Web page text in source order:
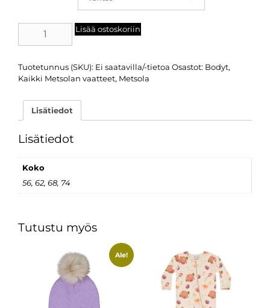
Lisää ostoskoriin
Tuotetunnus (SKU): Ei saatavilla/-tietoa Osastot: Bodyt,
Kaikki Metsolan vaatteet, Metsola
Lisätiedot
Lisätiedot
Koko
56, 62, 68, 74
Tutustu myös
Ale!